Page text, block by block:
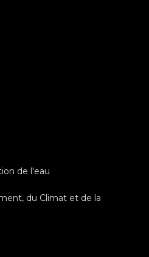
de l'eau
du Climat et de la